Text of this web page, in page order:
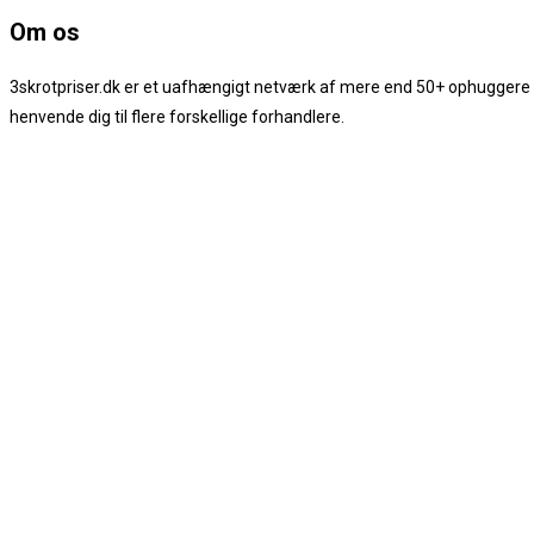
Om os
3skrotpriser.dk er et uafhængigt netværk af mere end 50+
henvende dig til flere forskellige forhandlere.